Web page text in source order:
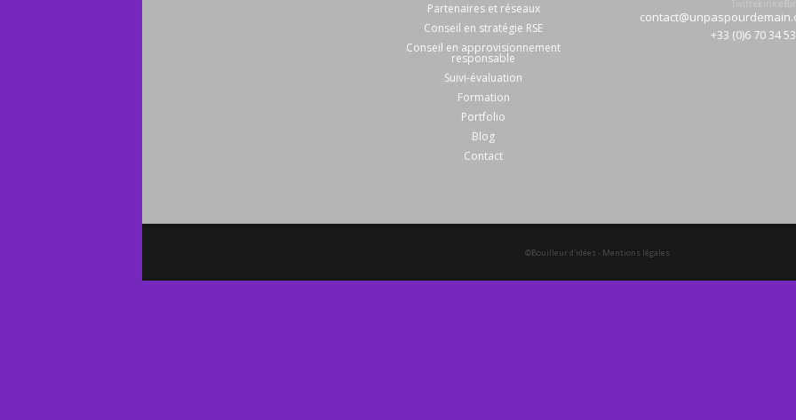
Partenaires et réseaux
Conseil en stratégie RSE
Conseil en approvisionnement
responsable
Suivi-évaluation
Formation
Portfolio
Blog
Contact
+33 (0)6 70 34
©Bouilleur d'idées - Mentions légales